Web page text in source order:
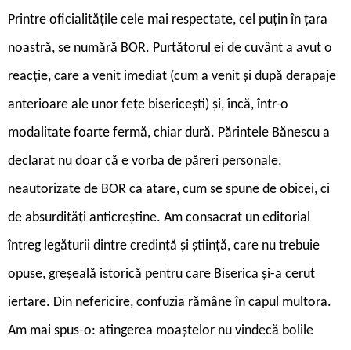
Printre oficialitățile cele mai respectate, cel puțin în țara
noastră, se numără BOR. Purtătorul ei de cuvânt a avut o
reacție, care a venit imediat (cum a venit și după derapaje
anterioare ale unor fețe bisericești) și, încă, într-o
modalitate foarte fermă, chiar dură. Părintele Bănescu a
declarat nu doar că e vorba de păreri personale,
neautorizate de BOR ca atare, cum se spune de obicei, ci
de absurdități anticreștine. Am consacrat un editorial
întreg legăturii dintre credință și știință, care nu trebuie
opuse, greșeală istorică pentru care Biserica și-a cerut
iertare. Din nefericire, confuzia rămâne în capul multora.
Am mai spus-o: atingerea moaștelor nu vindecă bolile